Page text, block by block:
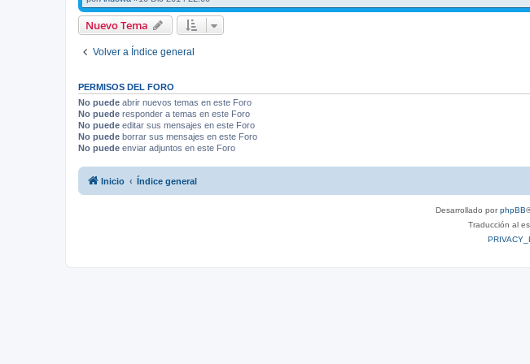
Nuevo Tema
Volver a Índice general
PERMISOS DEL FORO
No puede abrir nuevos temas en este Foro
No puede responder a temas en este Foro
No puede editar sus mensajes en este Foro
No puede borrar sus mensajes en este Foro
No puede enviar adjuntos en este Foro
Inicio Índice general
Desarrollado porphpBB
Traducción al